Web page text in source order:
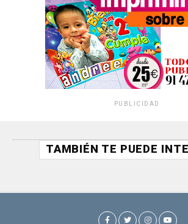
PUBLICIDAD
TAMBIÉN TE PUEDE